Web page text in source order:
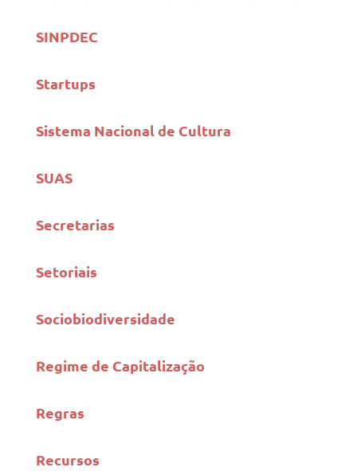
SINPDEC
Startups
Sistema Nacional de Cultura
SUAS
Secretarias
Setoriais
Sociobiodiversidade
Regime de Capitalização
Regras
Recursos